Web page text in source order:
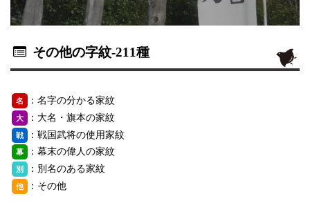
その他の字紋-211種
名 ：名字の分かる家紋
大 ：大名・旗本の家紋
戦 ：戦国武将の使用家紋
幕 ：幕末の偉人の家紋
別 ：別名のある家紋
他 ：その他